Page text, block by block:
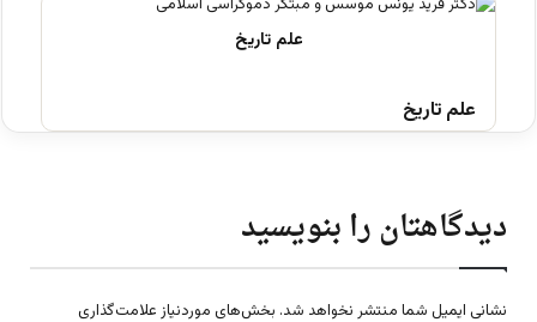
علم تاریخ
دیدگاهتان را بنویسید
نشانی ایمیل شما منتشر نخواهد شد. بخش‌های موردنیاز علامت‌گذاری